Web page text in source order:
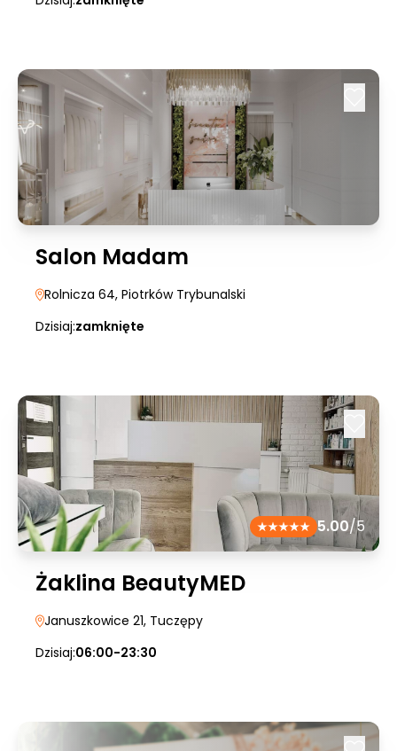
Salon Madam
Rolnicza 64, Piotrków Trybunalski
Dzisiaj:zamknięte
5.00/5
Żaklina BeautyMED
Januszkowice 21, Tuczępy
Dzisiaj:06:00-23:30